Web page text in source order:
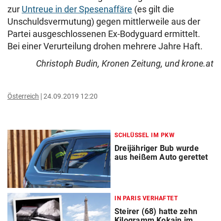
zur Untreue in der Spesenaffäre (es gilt die
Unschuldsvermutung) gegen mittlerweile aus der
Partei ausgeschlossenen Ex-Bodyguard ermittelt.
Bei einer Verurteilung drohen mehrere Jahre Haft.
Christoph Budin, Kronen Zeitung, und krone.at
Österreich 24.09.2019 12:20
SCHLÜSSEL IM PKW
Dreijähriger Bub wurde
aus heißem Auto gerettet
IN PARIS VERHAFTET
Steirer (68) hatte zehn